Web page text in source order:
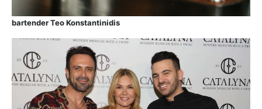
bartender Teo Konstantinidis